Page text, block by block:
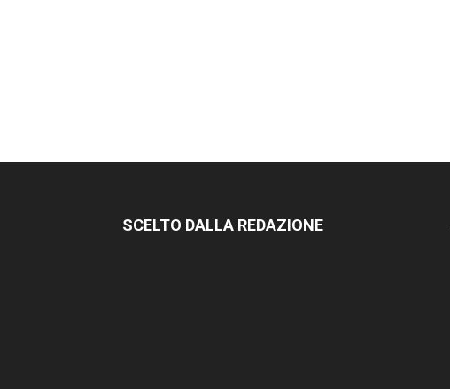
SCELTO DALLA REDAZIONE